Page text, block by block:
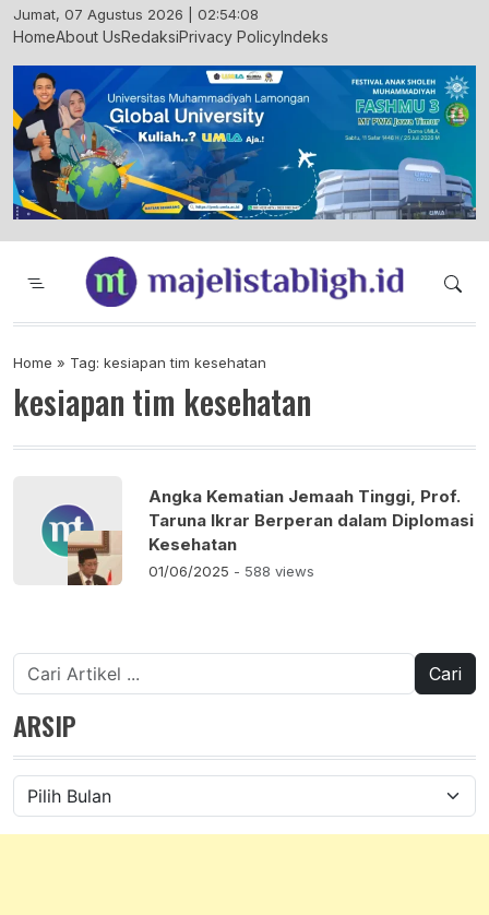
Skip
to
Jumat, 07 Agustus 2026 | 02:54:09
HomeAbout UsRedaksiPrivacy PolicyIndeks
Majelis Tabligh Muhammadiyah
Syiar Dakwah Islam Berkemajuan dan
Home » Tag: kesiapan tim kesehatan
kesiapan tim kesehatan
Angka Kematian Jemaah Tinggi, Prof.
Taruna Ikrar Berperan dalam Diplomasi
Kesehatan
01/06/2025 - 588 views
Cari
untuk:
ARSIP
Arsip